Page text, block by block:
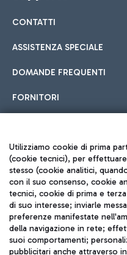
Cucina Internazionale
Fast Food
Hotel in aeroporto
Scegli l'alloggio più adatto
all'aeroporto.
Car sharing
Con il Car Sharing è ancora
Treno
Raggiungi velocemente
tramite i servizi ferroviari
CONTATTI
ASSISTENZA SPECIALE
DOMANDE FREQUENTI
FORNITORI
Seguici sui social
Utilizziamo cookie di prima
(cookie tecnici), per
stesso (cookie analitici,
con il suo consenso, cookie
tecnici, cookie di prima e
di suo interesse; inviarle
preferenze manifestate
della navigazione in rete;
suoi comportamenti;
pubblicitari anche attraverso